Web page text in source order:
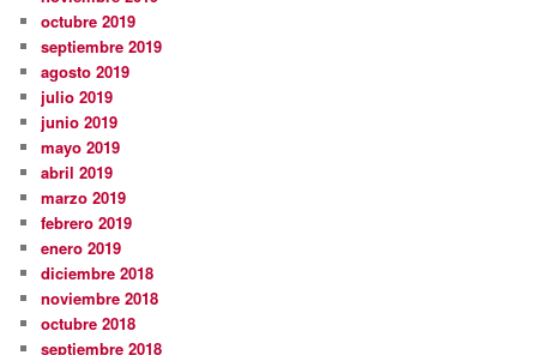
octubre 2019
septiembre 2019
agosto 2019
julio 2019
junio 2019
mayo 2019
abril 2019
marzo 2019
febrero 2019
enero 2019
diciembre 2018
noviembre 2018
octubre 2018
septiembre 2018